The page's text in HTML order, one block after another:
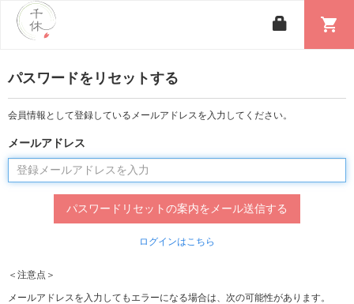
shopping_cart
パスワードをリセットする
会員情報として登録しているメールアドレスを入力してください。
メールアドレス
ログインはこちら
＜注意点＞
メールアドレスを入力してもエラーになる場合は、次の可能性があります。